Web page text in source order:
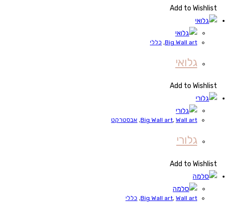
Add to Wishlist
Big Wall art
, כללי
גלואי
Add to Wishlist
Big Wall art, Wall art
, אבסטרקט
גלורי
Add to Wishlist
Big Wall art, Wall art
, כללי